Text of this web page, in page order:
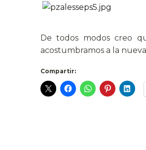
De todos modos creo
acostumbramos a la
Compartir: